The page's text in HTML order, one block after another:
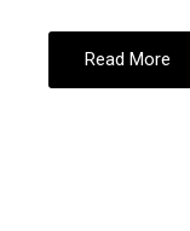
Read More